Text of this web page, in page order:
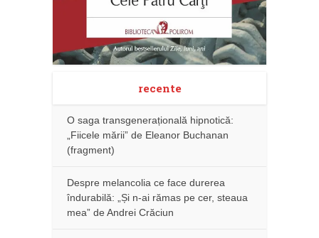
recente
O saga transgenerațională hipnotică:
„Fiicele mării” de Eleanor Buchanan
(fragment)
Despre melancolia ce face durerea
îndurabilă: „Și n-ai rămas pe cer, steaua
mea” de Andrei Crăciun